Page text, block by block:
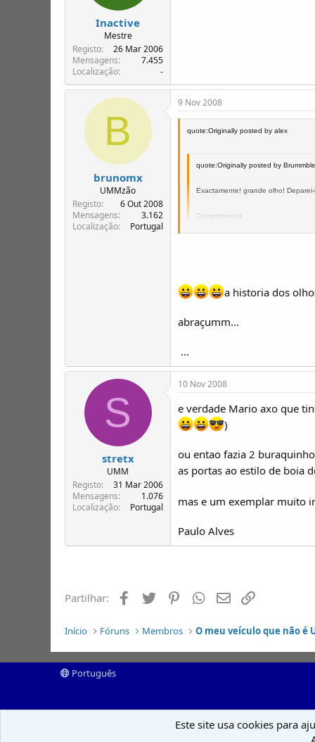
Inactive
Mestre
Registo
26 Mar 2006
Mensagens
7.455
Localização
-
B
brunomx
UMMzão
Registo
6 Out 2008
Mensagens
3.162
Localização
Portugal
9 Nov 2008
quote:Originally posted by alex
quote:Originally posted by Brummble
Exactamente! grande olho!
Cumprimentos
Cuidado... Grande olho... nada de
Alexandre Madeira
a historia dos
abraçumm...
...
S
stretx
UMM
Registo
31 Mar 2006
Mensagens
1.076
Localização
Portugal
10 Nov 2008
e verdade Mario axo que
)
ou entao fazia 2
as portas ao estilo de boia
mas e um exemplar muito
Paulo Alves
Partilhar: Facebook
Twitter PinterestWhatsapp
Email
Início Fóruns Membros O meu veículo que não é
Português
Este site usa cookies para